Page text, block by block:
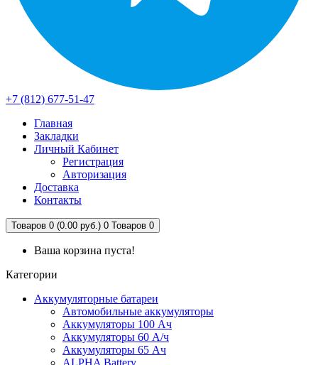
+7 (812) 677-51-47
Главная
Закладки
Личный Кабинет
Регистрация
Авторизация
Доставка
Контакты
Товаров 0 (0.00 руб.) 0 Товаров 0
Ваша корзина пуста!
Категории
Аккумуляторные батареи
Автомобильные аккумуляторы
Аккумуляторы 100 Ач
Аккумуляторы 60 А/ч
Аккумуляторы 65 Ач
ALPHA Battery